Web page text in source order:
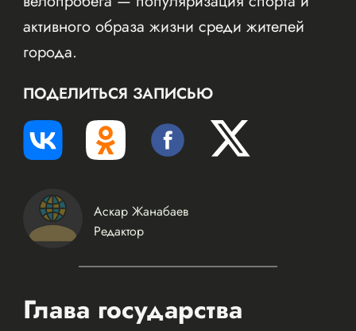
активного образа жизни среди жителей
города.
ПОДЕЛИТЬСЯ ЗАПИСЬЮ
Аскар Жанабаев
Редактор
Глава государства